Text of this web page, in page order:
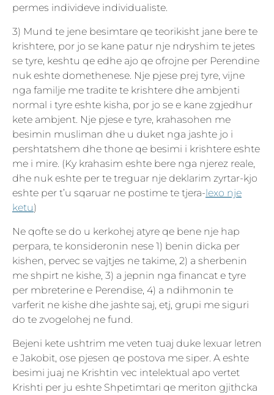
permes individeve individualiste.
3) Mund te jene besimtare qe teorikisht jane bere te
krishtere, por jo se kane patur nje ndryshim te jetes
se tyre, keshtu qe edhe ajo qe ofrojne per Perendine
nuk eshte domethenese. Nje pjese prej tyre, vijne
nga familje me tradite te krishtere dhe ambjenti
normal i tyre eshte kisha, por jo se e kane zgjedhur
kete ambjent. Nje pjese e tyre, krahasohen me
besimin musliman dhe u duket nga jashte jo i
pershtatshem dhe thone qe besimi i krishtere eshte
me i mire. (Ky krahasim eshte bere nga njerez reale,
dhe nuk eshte per te treguar nje deklarim zyrtar-kjo
eshte per t’u sqaruar ne postime te tjera-lexo nje
ketu)
Ne qofte se do u kerkohej atyre qe bene nje hap
perpara, te konsideronin nese 1) benin dicka per
kishen, pervec se vajtjes ne takime, 2) a sherbenin
me shpirt ne kishe, 3) a jepnin nga financat e tyre
per mbreterine e Perendise, 4) a ndihmonin te
varferit ne kishe dhe jashte saj, etj, grupi me siguri
do te zvogelohej ne fund.
Bejeni kete ushtrim me veten tuaj duke lexuar letren
e Jakobit, ose pjesen qe postova me siper. A eshte
besimi juaj ne Krishtin vec intelektual apo vertet
Krishti per ju eshte Shpetimtari qe meriton gjithcka